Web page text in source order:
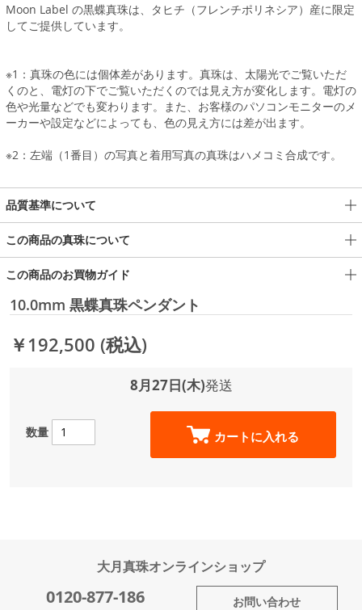
Moon Label の黒蝶真珠は、タヒチ（フレンチポリネシア）産に限定
してご提供しています。
※1：真珠の色には個体差があります。真珠は、太陽光でご覧いただ
くのと、電灯の下でご覧いただくのでは見え方が変化します。電灯の
色や光量などでも変わります。また、お客様のパソコンモニターのメ
ーカーや設定などによっても、色の見え方には差が出ます。
※2：左端（1番目）の写真と着用写真の真珠はハメコミ合成です。
品質基準について
この商品の真珠について
この商品のお買物ガイド
10.0mm 黒蝶真珠ペンダント
￥192,500 (税込)
8月27日(木)発送
数量 カートに入れる
大月真珠オンラインショップ
0120-877-186 お問い合わせ